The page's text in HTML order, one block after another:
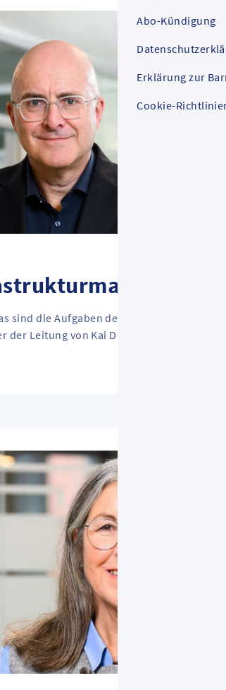
Abo-Kündigung
Erklärung zur
Cookie-
sind die Aufgaben des Geschäftsbereichs
Leitung von Kai Daubertshäuser steht.